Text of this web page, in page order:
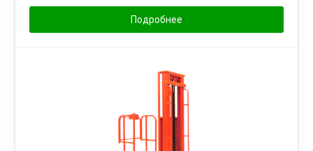
Подробнее